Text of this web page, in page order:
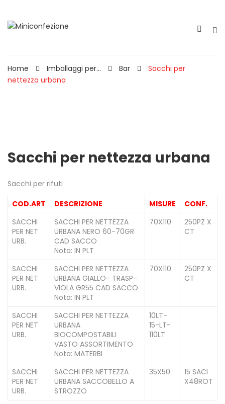
Home Imballaggi per... Bar
Sacchi per
nettezza urbana
Sacchi per nettezza urbana
Sacchi per rifuti
COD.ART
DESCRIZIONE MISURE
CONF.
SACCHI
PER NET
URB.
SACCHI PER NETTEZZA
URBANA NERO 60-70GR
CAD SACCO
Nota: IN PLT
70X110
250PZ X
CT
SACCHI
PER NET
URB.
SACCHI PER NETTEZZA
URBANA GIALLO- TRASP-
VIOLA GR55 CAD SACCO
Nota: IN PLT
70X110
250PZ X
CT
SACCHI
PER NET
URB.
SACCHI PER NETTEZZA
URBANA
BIOCOMPOSTABILI
VASTO ASSORTIMENTO
Nota: MATERBI
10LT-
15-LT-
110LT
SACCHI
PER NET
URB.
SACCHI PER NETTEZZA
URBANA SACCOBELLO A
STROZZO
35X50
15 SACI
X48ROT